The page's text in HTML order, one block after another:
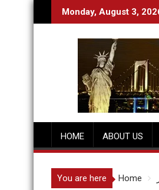
Monday, August 3,
HOME ABOUT US
You are here Home